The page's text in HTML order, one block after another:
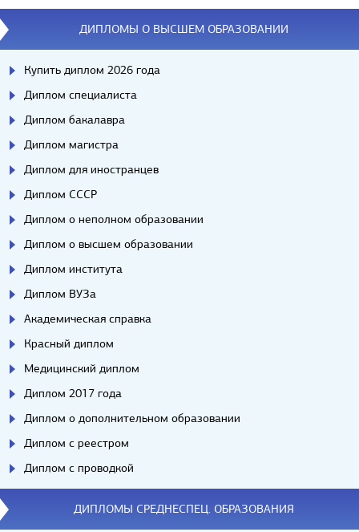
Вопросы/ответы
ДИПЛОМЫ О ВЫСШЕМ ОБРАЗОВАНИИ
Купить диплом 2026 года
Диплом специалиста
Диплом бакалавра
Диплом магистра
Диплом для иностранцев
Диплом СССР
Диплом о неполном образовании
Диплом о высшем образовании
Диплом института
Диплом ВУЗа
Академическая справка
Красный диплом
Медицинский диплом
Диплом 2017 года
Диплом о дополнительном образовании
Диплом с реестром
Диплом с проводкой
ДИПЛОМЫ СРЕДНЕСПЕЦ. ОБРАЗОВАНИЯ